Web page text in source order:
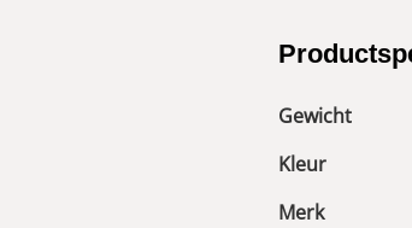
Gewicht
Kleur
Merk